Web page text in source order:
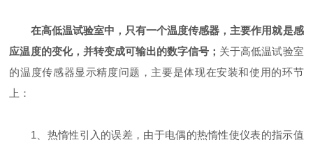
在高低温试验室中，只有一个温度传感器，主要作用就是感
应温度的变化，并转变成可输出的数字信号； 关于高低温试验室
的温度传感器显示精度问题，主要是体现在安装和使用的环节
上：
1、热惰性引入的误差，由于电偶的热惰性使仪表的指示值